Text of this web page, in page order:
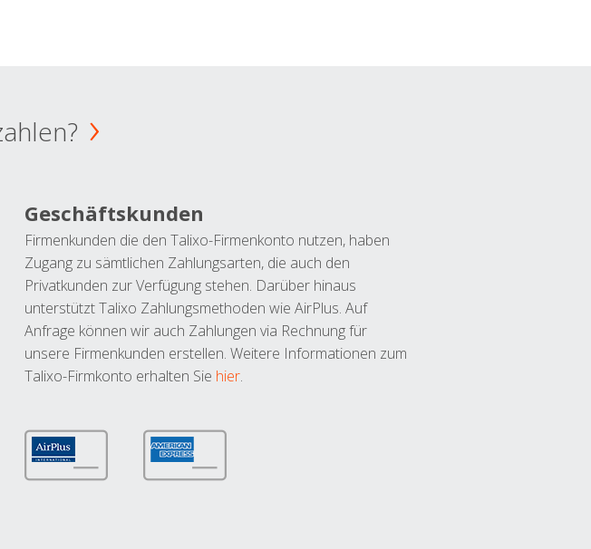
Geschäftskunden
Firmenkunden die den Talixo-Firmenkonto nutzen, haben
Zugang zu sämtlichen Zahlungsarten, die auch den
Privatkunden zur Verfügung stehen. Darüber hinaus
unterstützt Talixo Zahlungsmethoden wie AirPlus. Auf
Anfrage können wir auch Zahlungen via Rechnung für
unsere Firmenkunden erstellen. Weitere Informationen zum
Talixo-Firmkonto erhalten Sie hier.